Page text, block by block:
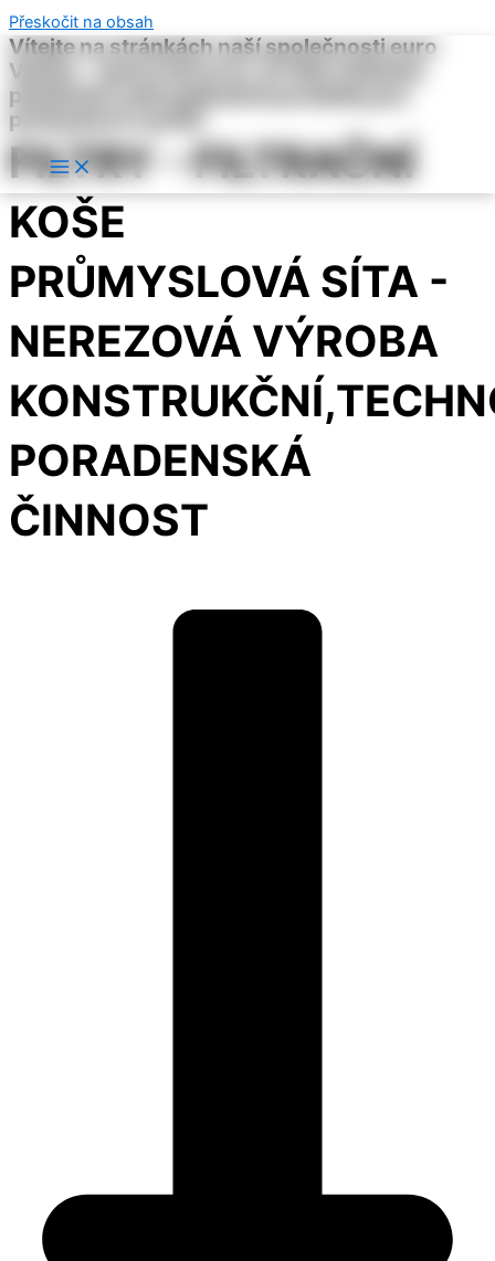
Přeskočit na obsah
Vítejte na stránkách naší společnosti euro
Vamex . Jsme hrdí na to, že Vám můžeme
představit naše jedinečné produkty pro
průmyslové využití
FILTRY - FILTRAČNÍ
KOŠE
PRŮMYSLOVÁ SÍTA -
NEREZOVÁ VÝROBA
PORADENSKÁ
ČINNOST